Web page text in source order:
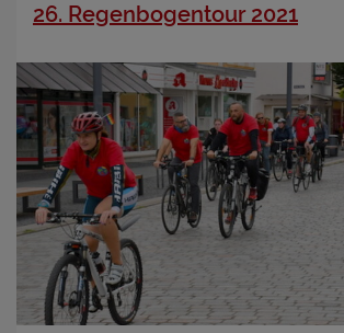
26. Regenbogentour 2021